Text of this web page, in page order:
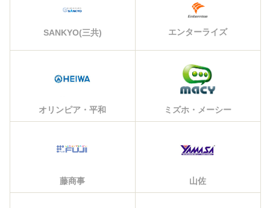
SANKYO(三共) エンターライズ
オリンピア・平和 ミズホ・メーシー
藤商事 山佐